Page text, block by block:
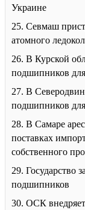
Украине
25. Севмаш
атомного
26. В Курской
подшипников
27. В
подшипников
28. В Самаре
поставках
собственного
29. Государство
подшипников
30. ОСК